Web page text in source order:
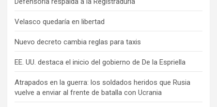
Velasco quedaría en libertad
Nuevo decreto cambia reglas para taxis
EE. UU. destaca el inicio del gobierno de De la Espriella
Atrapados en la guerra: los soldados heridos que Rusia
vuelve a enviar al frente de batalla con Ucrania